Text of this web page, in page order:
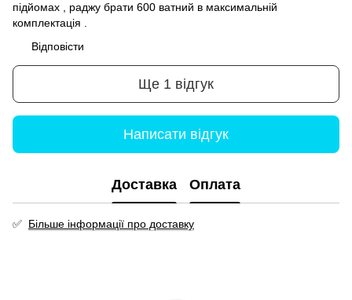
підйомах , раджу брати 600 ватний в максимальній
комплектація .
Відповісти
Ще 1 відгук
Написати відгук
Доставка Оплата
✅ Більше інформації про доставку